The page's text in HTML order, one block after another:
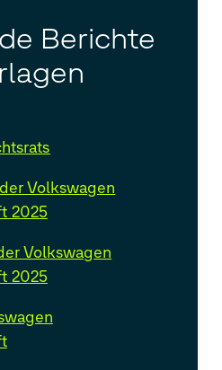
Berichte
Volkswagen
2025
Volkswagen
2025